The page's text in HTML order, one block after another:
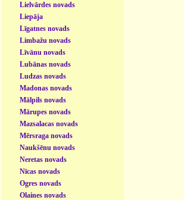
Lielvārdes novads
Liepāja
Līgatnes novads
Limbažu novads
Līvānu novads
Lubānas novads
Ludzas novads
Madonas novads
Mālpils novads
Mārupes novads
Mazsalacas novads
Mērsraga novads
Naukšēnu novads
Neretas novads
Nīcas novads
Ogres novads
Olaines novads